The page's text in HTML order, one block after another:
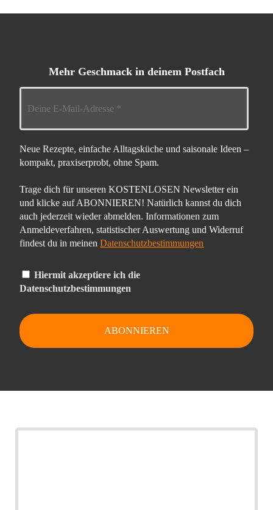
Mehr Geschmack in deinem Postfach
Neue Rezepte, einfache Alltagsküche und saisonale Ideen –
kompakt, praxiserprobt, ohne Spam.
Trage dich für unseren KOSTENLOSEN Newsletter ein
und klicke auf ABONNIEREN! Natürlich kannst du dich
auch jederzeit wieder abmelden. Informationen zum
Anmeldeverfahren, statistischer Auswertung und Widerruf
findest du in meinenDatenschutzbestimmungen
Hiermit akzeptiere ich die
Datenschutzbestimmungen